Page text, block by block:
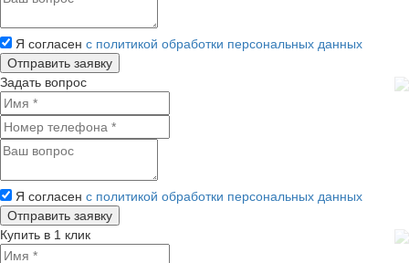
Я согласен с политикой обработки персональных данных
Задать вопрос
Я согласен с политикой обработки персональных данных
Купить в 1 клик